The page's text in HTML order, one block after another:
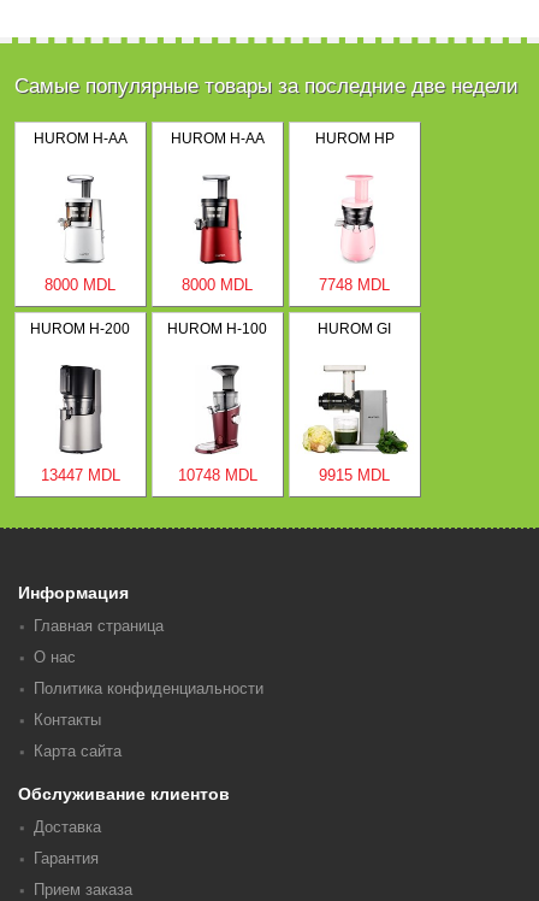
Самые популярные товары за последние две недели
HUROM H-AA
8000 MDL
HUROM H-AA
8000 MDL
HUROM HP
7748 MDL
HUROM H-200
13447 MDL
HUROM H-100
10748 MDL
HUROM GI
9915 MDL
Информация
Главная страница
О нас
Политика конфиденциальности
Контакты
Карта сайта
Обслуживание клиентов
Доставка
Гарантия
Прием заказа